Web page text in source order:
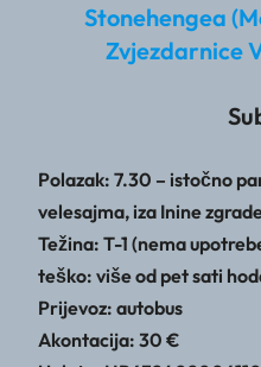
Stonehengea
Zvjezdarnice
Polazak: 7.30 – istočno
velesajma, iza Inine
Težina: T-1 (nema
teško: više od pet sati
Prijevoz: autobus
Akontacija: 30 €